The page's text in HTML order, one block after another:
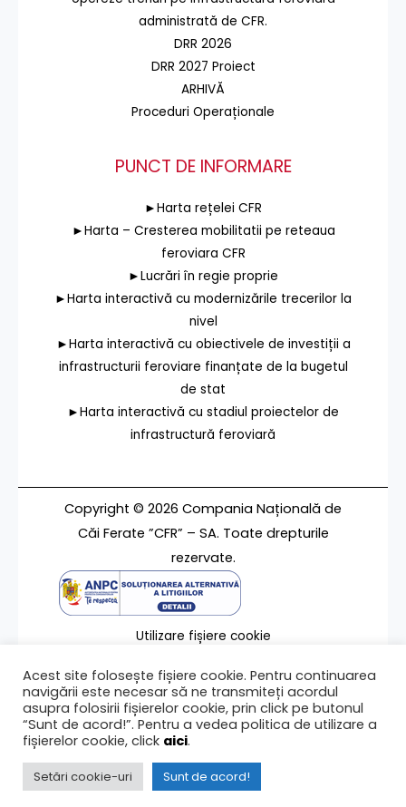
administrată de CFR.
DRR 2026
DRR 2027 Proiect
ARHIVĂ
Proceduri Operaționale
PUNCT DE INFORMARE
►Harta rețelei CFR
►Harta – Cresterea mobilitatii pe reteaua
feroviara CFR
►Lucrări în regie proprie
►Harta interactivă cu modernizările trecerilor la
nivel
►Harta interactivă cu obiectivele de investiții a
infrastructurii feroviare finanțate de la bugetul
de stat
►Harta interactivă cu stadiul proiectelor de
infrastructură feroviară
Copyright © 2026 Compania Națională de
Căi Ferate ”CFR” – SA. Toate drepturile
rezervate.
Utilizare fișiere cookie
Contact
Ultima modificare a paginii 20/02/2025
Acest site folosește fișiere cookie. Pentru continuarea
navigării este necesar să ne transmiteți acordul
asupra folosirii fișierelor cookie, prin click pe butonul
“Sunt de acord!”. Pentru a vedea politica de utilizare a
fișierelor cookie, click aici.
Setări cookie-uri Sunt de acord!